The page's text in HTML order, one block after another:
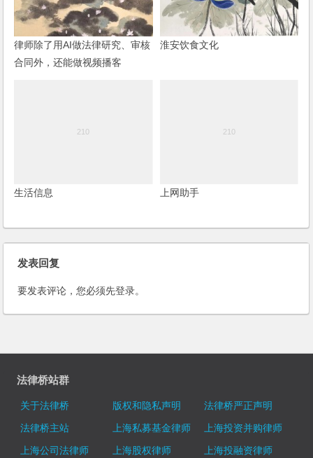
律师除了用AI做法律研究、审核
合同外，还能做视频播客
淮安饮食文化
生活信息 上网助手
发表回复
要发表评论，您必须先登录。
法律桥站群
关于法律桥 版权和隐私声明
法律桥严正声明
法律桥主站
上海私募基金律师
上海投资并购律师
上海公司法律师
上海股权律师
上海投融资律师